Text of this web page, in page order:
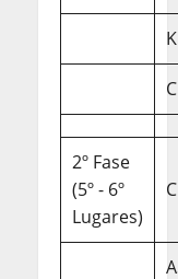
2º Fase
(5º - 6º
Lugares)